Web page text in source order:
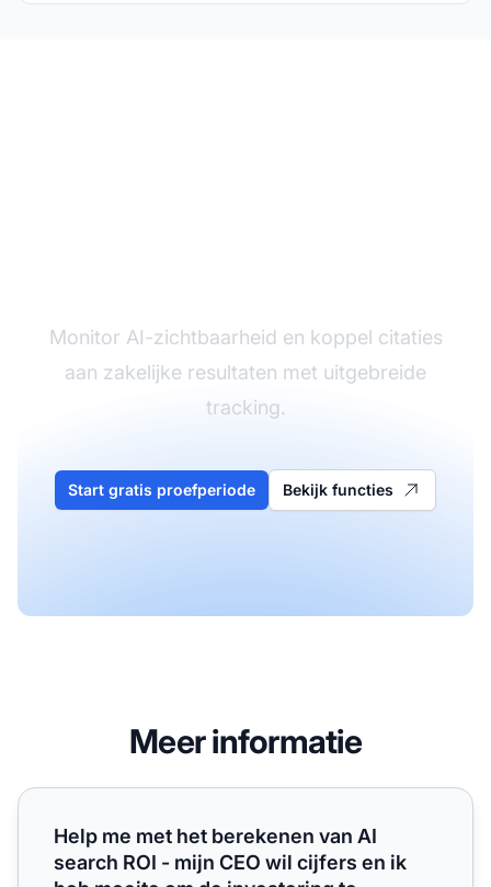
Monitor AI-zichtbaarheid en koppel citaties
aan zakelijke resultaten met uitgebreide
tracking.
Start gratis proefperiode Bekijk functies
Meer informatie
Help me met het berekenen van AI search ROI - mijn
Help me met het berekenen van AI
search ROI - mijn CEO wil cijfers en ik